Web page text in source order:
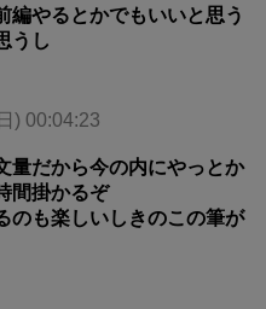
編やるとかでもいいと思う
うし
) 00:04:23
量だから今の内にやっとか
間掛かるぞ
のも楽しいしきのこの筆が